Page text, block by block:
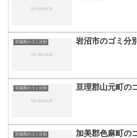
宮城県のゴミ分別 岩沼市のゴミ分
宮城県のゴミ分別 亘理郡山元町の
宮城県のゴミ分別 加美郡色麻町の